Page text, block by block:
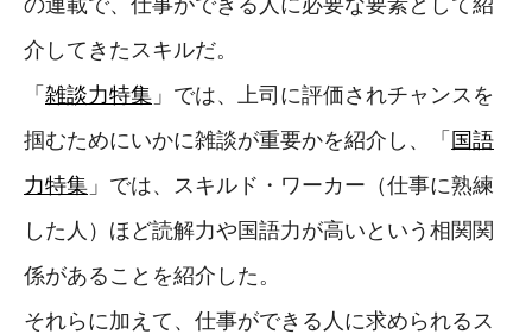
介してきたスキルだ。
「 雑談力特集 」では、上司に評価されチャンスを
掴むためにいかに雑談が重要かを紹介し、「 国語
力特集 」では、スキルド・ワーカー（仕事に熟練
した人）ほど読解力や国語力が高いという相関関
係があることを紹介した。
それらに加えて、仕事ができる人に求められるス